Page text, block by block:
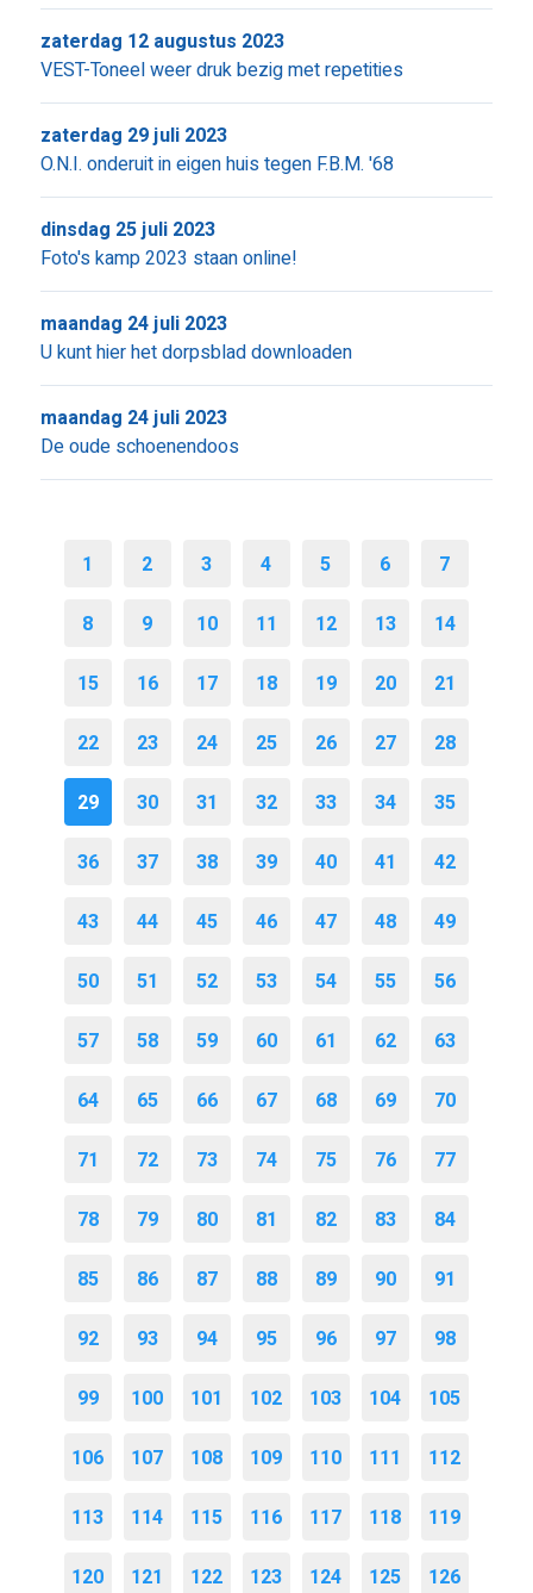
VEST-Toneel weer druk bezig met repetities
zaterdag 12 augustus 2023
O.N.I. onderuit in eigen huis tegen F.B.M. '68
zaterdag 29 juli 2023
Foto's kamp 2023 staan online!
dinsdag 25 juli 2023
U kunt hier het dorpsblad downloaden
maandag 24 juli 2023
De oude schoenendoos
maandag 24 juli 2023
1 2 3 4 5 6 7
8 9 10 11 12 13 14
15 16 17 18 19 20 21
22 23 24 25 26 27 28
29 30 31 32 33 34 35
36 37 38 39 40 41 42
43 44 45 46 47 48 49
50 51 52 53 54 55 56
57 58 59 60 61 62 63
64 65 66 67 68 69 70
71 72 73 74 75 76 77
78 79 80 81 82 83 84
85 86 87 88 89 90 91
92 93 94 95 96 97 98
99 100 101 102 103 104 105
106 107 108 109 110 111 112
113 114 115 116 117 118 119
120 121 122 123 124 125 126